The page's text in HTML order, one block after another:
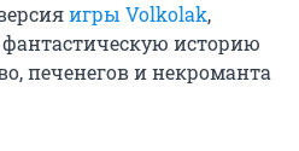
игры Volkolak,
фантастическую историю
печенегов и некроманта